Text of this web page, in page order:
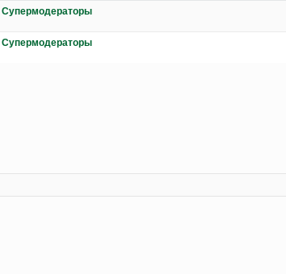
Супермодераторы
Супермодераторы